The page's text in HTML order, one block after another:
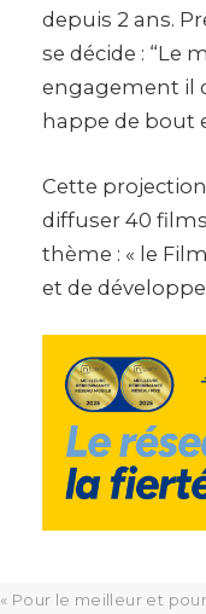
depuis 2 ans.
se décide : “Le
engagement il
happe de bout
Cette
diffuser 40
thème : « le
et de
« Pour le meilleur et